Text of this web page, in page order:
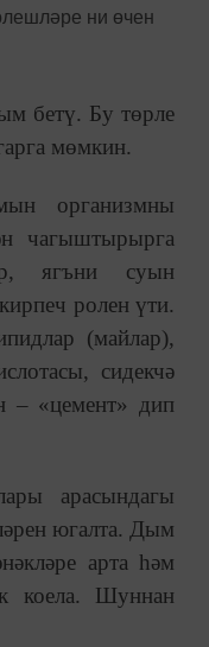
бетү. Бу төрле
мөмкин.
организмны
чагыштырырга
ягъни суын
ролен үти.
(майлар),
сидекчә
– «цемент» дип
арасындагы
югалта. Дым
арта һәм
коела. Шуннан